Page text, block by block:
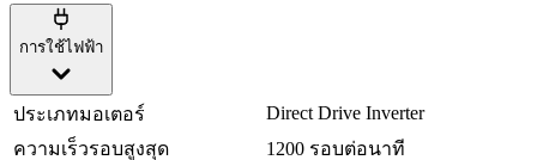
การใช้ไฟฟ้า
ประเภทมอเตอร์
Direct Drive Inverter
ความเร็วรอบสูงสุด
1200 รอบต่อนาที